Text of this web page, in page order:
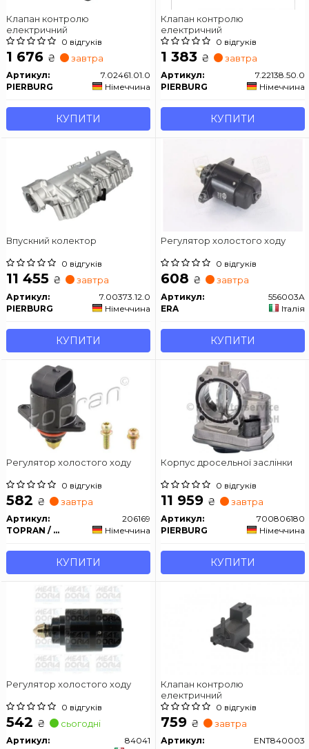
Клапан контролю
електричний
0 відгуків
1 676 ₴ завтра
Артикул:
7.02461.01.0
PIERBURG
Німеччина
КУПИТИ
Клапан контролю
електричний
0 відгуків
1 383 ₴ завтра
Артикул:
7.22138.50.0
PIERBURG
Німеччина
КУПИТИ
Впускний колектор
0 відгуків
11 455 ₴ завтра
Артикул:
7.00373.12.0
PIERBURG
Німеччина
КУПИТИ
Регулятор холостого ходу
0 відгуків
608 ₴ завтра
Артикул:
556003A
ERA
Італія
КУПИТИ
Регулятор холостого ходу
0 відгуків
582 ₴ завтра
Артикул:
206169
TOPRAN / HANS PRIES
Німеччина
КУПИТИ
Корпус дросельної заслінки
0 відгуків
11 959 ₴ завтра
Артикул:
700806180
PIERBURG
Німеччина
КУПИТИ
Регулятор холостого ходу
0 відгуків
542 ₴ сьогодні
Артикул:
84041
Клапан контролю
електричний
0 відгуків
759 ₴ завтра
Артикул:
ENT840003